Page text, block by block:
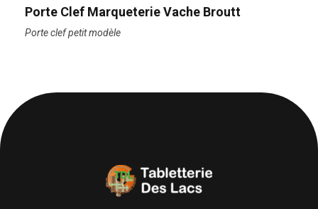
Porte Clef Marqueterie Vache Broutt
Porte clef petit modèle